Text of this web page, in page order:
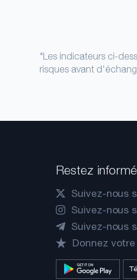
*Les indicateurs ci-
risques avant
Restez informé
Suivez-nous
Suivez-nous
Suivez-nous
Donnez